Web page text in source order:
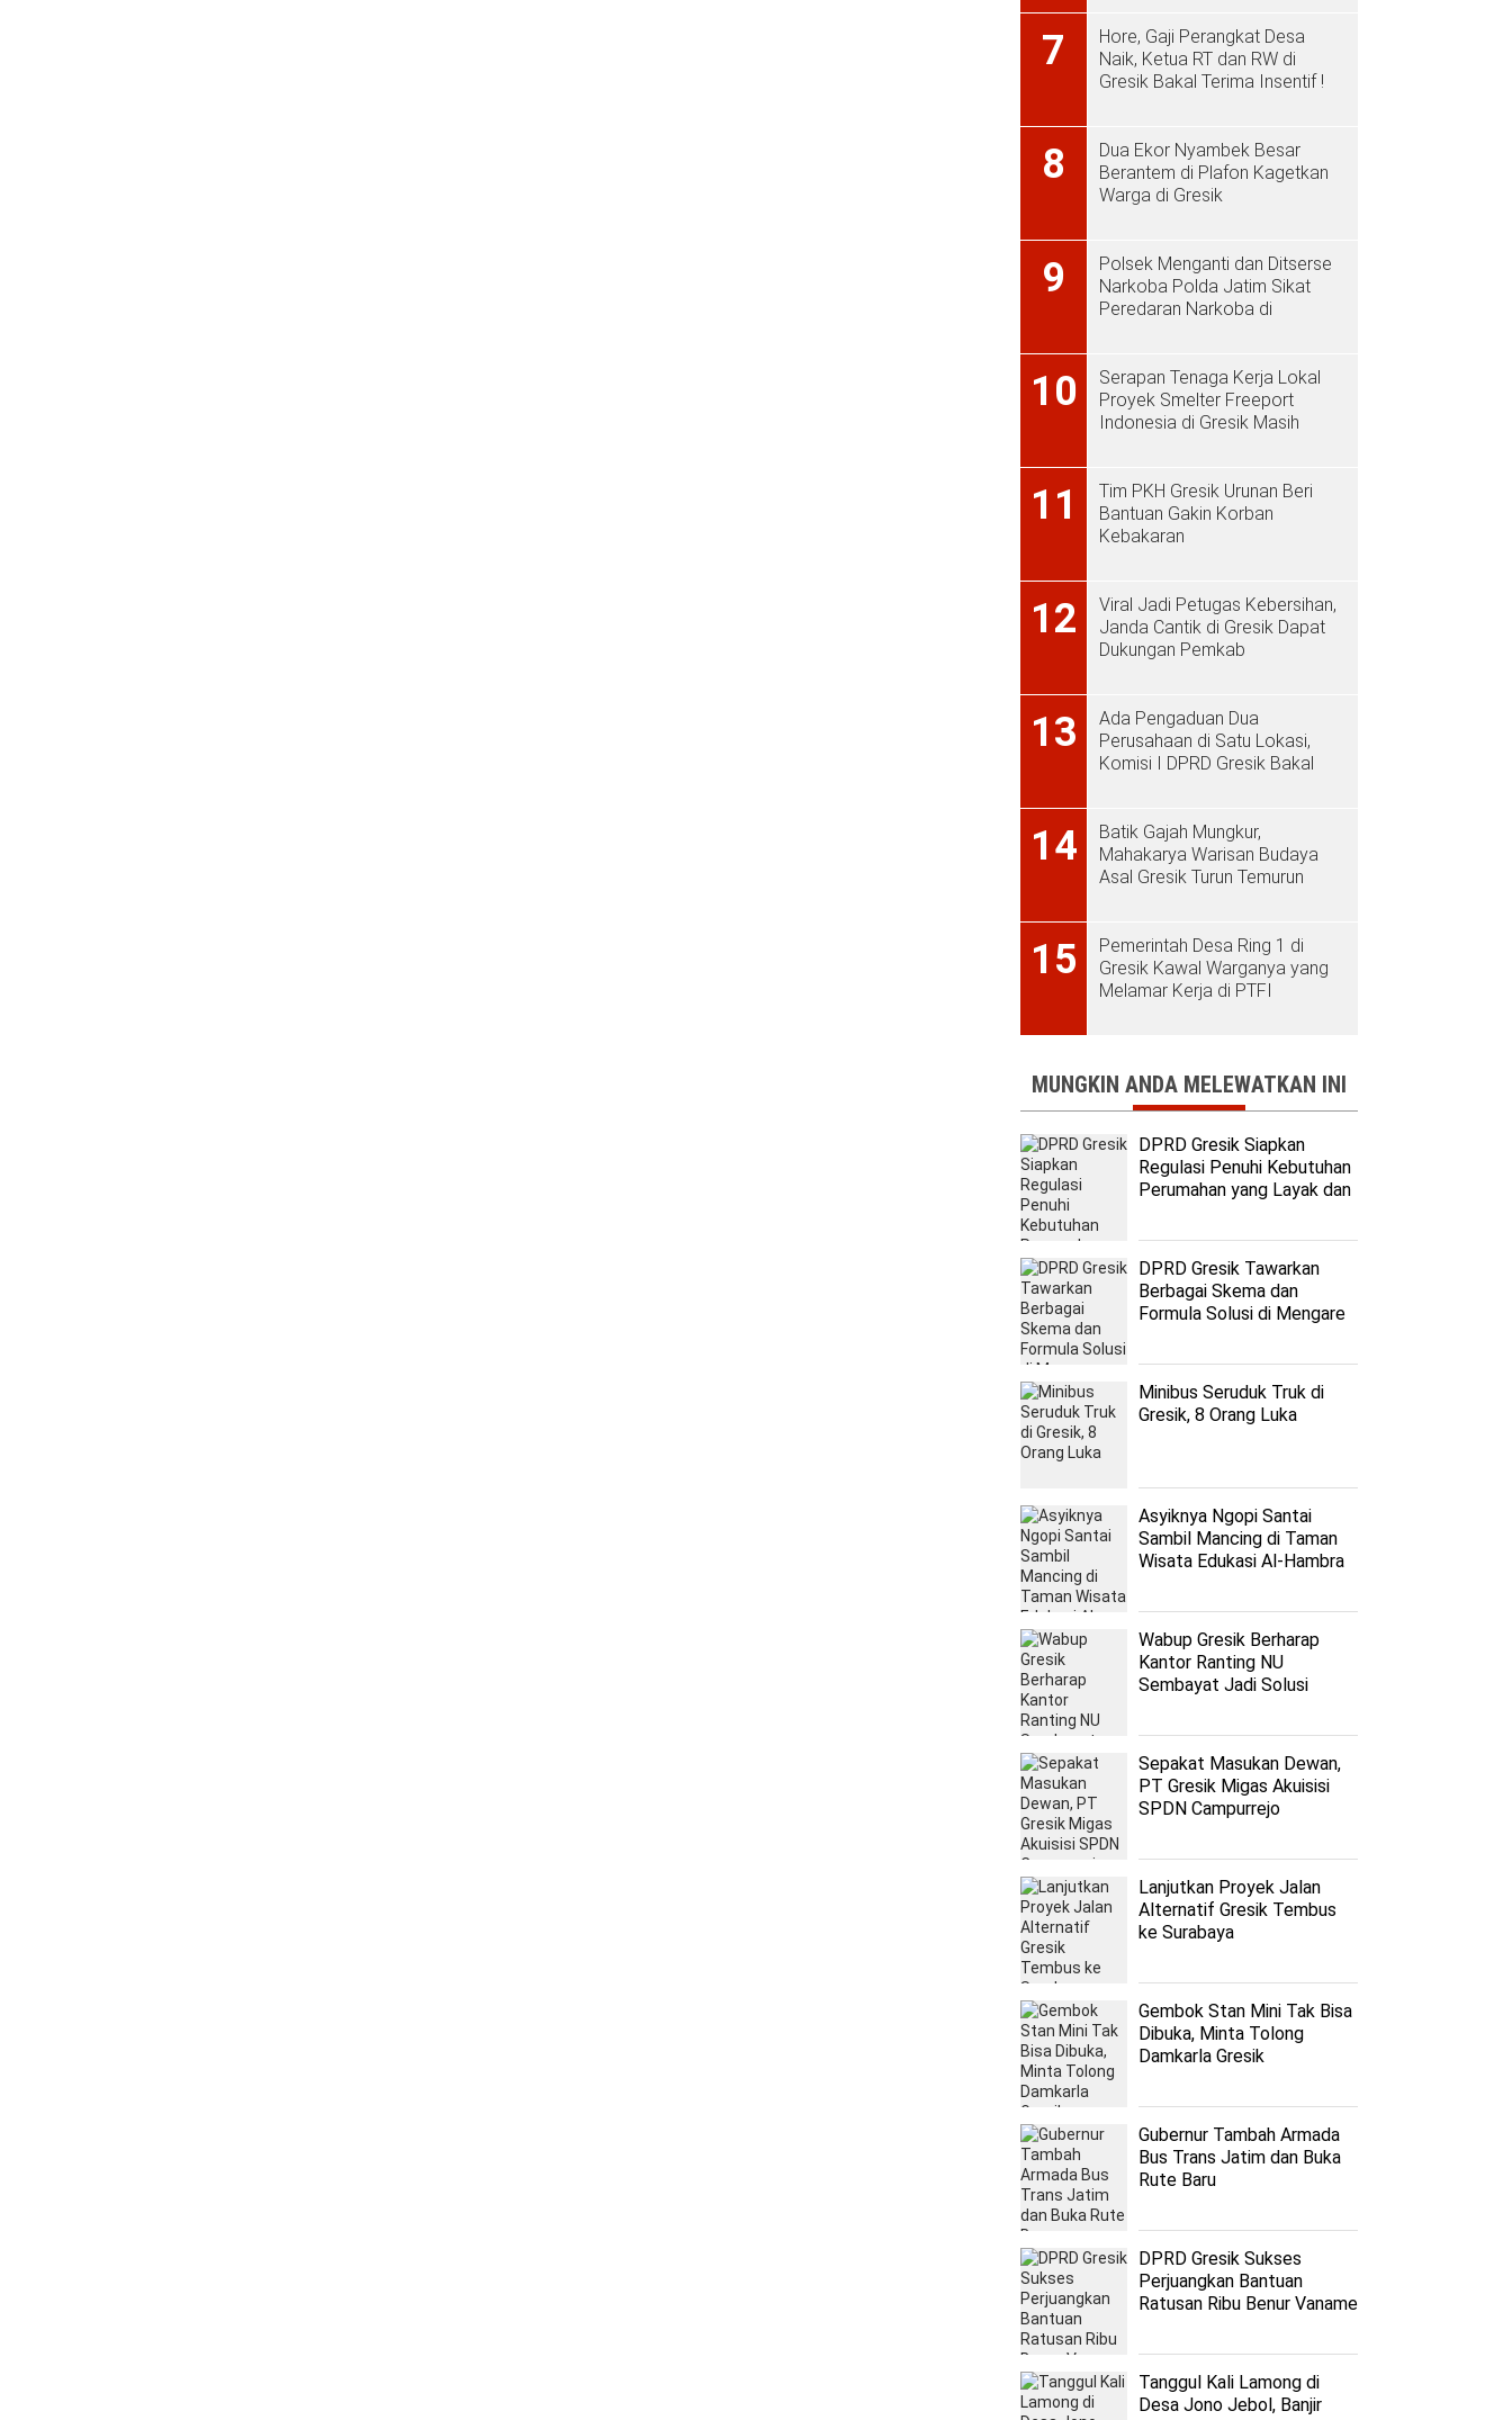
7
Hore, Gaji Perangkat Desa
Naik, Ketua RT dan RW di
Gresik Bakal Terima Insentif !
8
Dua Ekor Nyambek Besar
Berantem di Plafon Kagetkan
Warga di Gresik
9
Polsek Menganti dan Ditserse
Narkoba Polda Jatim Sikat
Peredaran Narkoba di
10
Serapan Tenaga Kerja Lokal
Proyek Smelter Freeport
Indonesia di Gresik Masih
11
Tim PKH Gresik Urunan Beri
Bantuan Gakin Korban
Kebakaran
12
Viral Jadi Petugas Kebersihan,
Janda Cantik di Gresik Dapat
Dukungan Pemkab
13
Ada Pengaduan Dua
Perusahaan di Satu Lokasi,
Komisi I DPRD Gresik Bakal
14
Batik Gajah Mungkur,
Mahakarya Warisan Budaya
Asal Gresik Turun Temurun
15
Pemerintah Desa Ring 1 di
Gresik Kawal Warganya yang
Melamar Kerja di PTFI
MUNGKIN ANDA MELEWATKAN INI
DPRD Gresik Siapkan
Regulasi Penuhi Kebutuhan
Perumahan yang Layak dan
DPRD Gresik Tawarkan
Berbagai Skema dan
Formula Solusi di Mengare
Minibus Seruduk Truk di
Gresik, 8 Orang Luka
Asyiknya Ngopi Santai
Sambil Mancing di Taman
Wisata Edukasi Al-Hambra
Wabup Gresik Berharap
Kantor Ranting NU
Sembayat Jadi Solusi
Sepakat Masukan Dewan,
PT Gresik Migas Akuisisi
SPDN Campurrejo
Lanjutkan Proyek Jalan
Alternatif Gresik Tembus
ke Surabaya
Gembok Stan Mini Tak Bisa
Dibuka, Minta Tolong
Damkarla Gresik
Gubernur Tambah Armada
Bus Trans Jatim dan Buka
Rute Baru
DPRD Gresik Sukses
Perjuangkan Bantuan
Ratusan Ribu Benur Vaname
Tanggul Kali Lamong di
Desa Jono Jebol, Banjir